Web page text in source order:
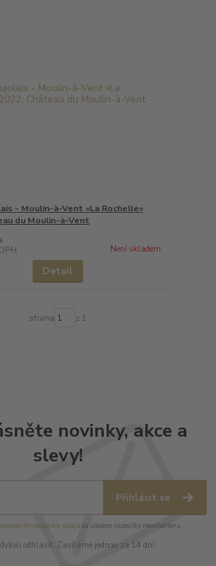
- Moulin-à-Vent «La Rochelle»
du Moulin-à-Vent
Není skladem
Detail
strana z 1
novinky, akce a
slevy!
Přihlásit se
osobních údajůza účelem rozesílky newsletteru.
odhlásit. Zasíláme jednou za 14 dní.